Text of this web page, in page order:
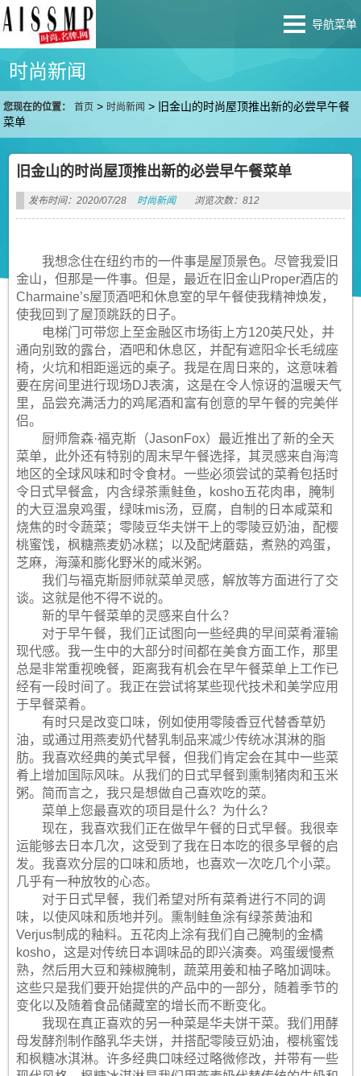
导航菜单
时尚新闻
您现在的位置： 首页 > 时尚新闻 >
旧金山的时尚屋顶推出新的必尝早午餐
菜单
旧金山的时尚屋顶推出新的必尝早午餐菜单
发布时间：2020/07/28 时尚新闻 浏览次数：812
我想念住在纽约市的一件事是屋顶景色。尽管我爱旧
金山，但那是一件事。但是，最近在旧金山Proper酒店的
Charmaine’s屋顶酒吧和休息室的早午餐使我精神焕发，
使我回到了屋顶跳跃的日子。
电梯门可带您上至金融区市场街上方120英尺处，并
通向别致的露台，酒吧和休息区，并配有遮阳伞长毛绒座
椅，火坑和相距遥远的桌子。我是在周日来的，这意味着
要在房间里进行现场DJ表演，这是在令人惊讶的温暖天气
里，品尝充满活力的鸡尾酒和富有创意的早午餐的完美伴
侣。
厨师詹森·福克斯（JasonFox）最近推出了新的全天
菜单，此外还有特别的周末早午餐选择，其灵感来自海湾
地区的全球风味和时令食材。一些必须尝试的菜肴包括时
令日式早餐盒，内含绿茶熏鲑鱼，kosho五花肉串，腌制
的大豆温泉鸡蛋，绿味mis汤，豆腐，自制的日本咸菜和
烧焦的时令蔬菜；零陵豆华夫饼干上的零陵豆奶油，配樱
桃蜜饯，枫糖燕麦奶冰糕；以及配烤蘑菇，煮熟的鸡蛋，
芝麻，海藻和膨化野米的咸米粥。
我们与福克斯厨师就菜单灵感，解放等方面进行了交
谈。这就是他不得不说的。
新的早午餐菜单的灵感来自什么？
对于早午餐，我们正试图向一些经典的早间菜肴灌输
现代感。我一生中的大部分时间都在美食方面工作，那里
总是非常重视晚餐，距离我有机会在早午餐菜单上工作已
经有一段时间了。我正在尝试将某些现代技术和美学应用
于早餐菜肴。
有时只是改变口味，例如使用零陵香豆代替香草奶
油，或通过用燕麦奶代替乳制品来​​减少传统冰淇淋的脂
肪。我喜欢经典的美式早餐，但我们肯定会在其中一些菜
肴上增加国际风味。从我们的日式早餐到熏制猪肉和玉米
粥。简而言之，我只是想做自己喜欢吃的菜。
菜单上您最喜欢的项目是什么？为什么？
现在，我喜欢我们正在做早午餐的日式早餐。我很幸
运能够去日本几次，这受到了我在日本吃的很多早餐的启
发。我喜欢分层的口味和质地，也喜欢一次吃几个小菜。
几乎有一种放牧的心态。
对于日式早餐，我们希望对所有菜肴进行不同的调
味，以使风味和质地并列。熏制鲑鱼涂有绿茶黄油和
Verjus制成的釉料。五花肉上涂有我们自己腌制的金橘
kosho，这是对传统日本调味品的即兴演奏。鸡蛋缓慢煮
熟，然后用大豆和辣椒腌制，蔬菜用姜和柚子略加调味。
这些只是我们要开始提供的产品中的一部分，随着季节的
变化以及随着食品储藏室的增长而不断变化。
我现在真正喜欢的另一种菜是华夫饼干菜。我们用酵
母发酵剂制作酪乳华夫饼，并搭配零陵豆奶油，樱桃蜜饯
和枫糖冰淇淋。许多经典口味经过略微修改，并带有一些